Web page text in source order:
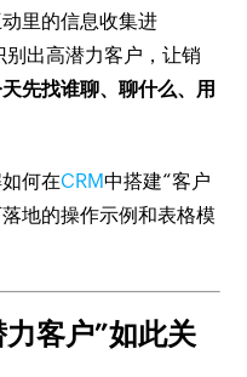
里的信息收集进
出高潜力客户，让销
先找谁聊、聊什么、用
何在CRM中搭建“客户
地的操作示例和表格模
客户”如此关